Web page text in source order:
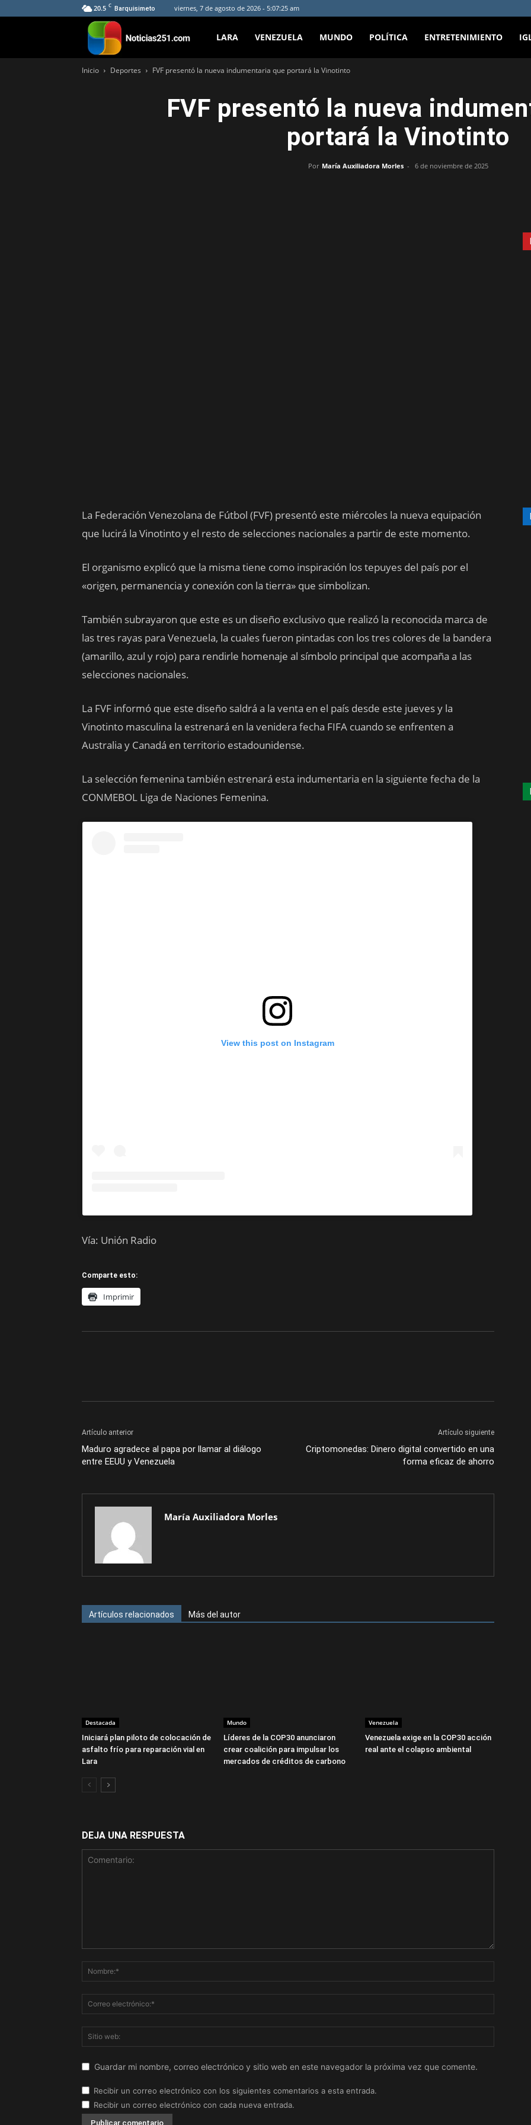
20.5 C Barquisimeto viernes, 7 de agosto de 2026 - 5:07:25 am
Noticias251
LARA VENEZUELA MUNDO POLÍTICA ENTRETENIMIENTO
Inicio Deportes FVF presentó la nueva indumentaria que portará la Vinotinto
FVF presentó la nueva
portará la Vinotinto
Por María Auxiliadora Morles - 6 de noviembre de 2025
La Federación Venezolana de Fútbol (FVF) presentó este miércoles la nueva equipación
que lucirá la Vinotinto y el resto de selecciones nacionales a partir de este momento.
El organismo explicó que la misma tiene como inspiración los tepuyes del país por el
«origen, permanencia y conexión con la tierra» que simbolizan.
También subrayaron que este es un diseño exclusivo que realizó la reconocida marca de
las tres rayas para Venezuela, la cuales fueron pintadas con los tres colores de la bandera
(amarillo, azul y rojo) para rendirle homenaje al símbolo principal que acompaña a las
selecciones nacionales.
La FVF informó que este diseño saldrá a la venta en el país desde este jueves y la
Vinotinto masculina la estrenará en la venidera fecha FIFA cuando se enfrenten a
Australia y Canadá en territorio estadounidense.
La selección femenina también estrenará esta indumentaria en la siguiente fecha de la
CONMEBOL Liga de Naciones Femenina.
View this post on Instagram
Vía: Unión Radio
Comparte esto:
Imprimir
Artículo anterior
Maduro agradece al papa por llamar al diálogo
entre EEUU y Venezuela
Artículo siguiente
Criptomonedas: Dinero digital convertido en una
forma eficaz de ahorro
María Auxiliadora Morles
Artículos relacionados Más del autor
Destacada
Iniciará plan piloto de colocación de
asfalto frío para reparación vial en
Lara
Mundo
Líderes de la COP30 anunciaron
crear coalición para impulsar los
mercados de créditos de carbono
Venezuela
Venezuela exige en la COP30 acción
real ante el colapso ambiental
DEJA UNA RESPUESTA
Guardar mi nombre, correo electrónico y sitio web en este navegador la próxima vez que comente.
Recibir un correo electrónico con los siguientes comentarios a esta entrada.
Recibir un correo electrónico con cada nueva entrada.